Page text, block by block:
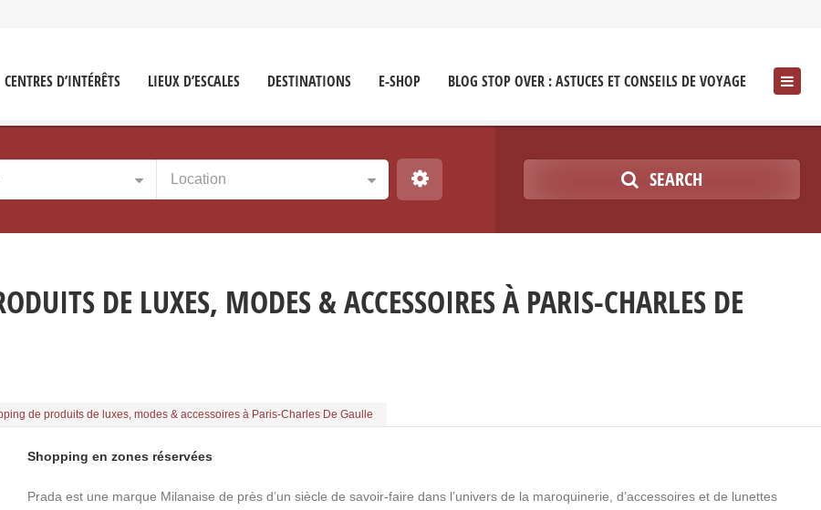
CENTRES D’INTÉRÊTS LIEUX D’ESCALES DESTINATIONS E-SHOP BLOG STOP OVER : ASTUCES ET CONSEILS DE VOYAGE
Location SEARCH
DE LUXES, MODES & ACCESSOIRES À PARIS-CHARLES DE
de produits de luxes, modes & accessoires à Paris-Charles De Gaulle
Shopping en zones réservées
Prada est une marque Milanaise de près d’un siècle de savoir-faire dans l’univers de la maroquinerie, d’accessoires et de lunettes